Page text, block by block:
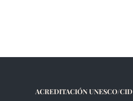
ACREDITACIÓN UNESCO/CID